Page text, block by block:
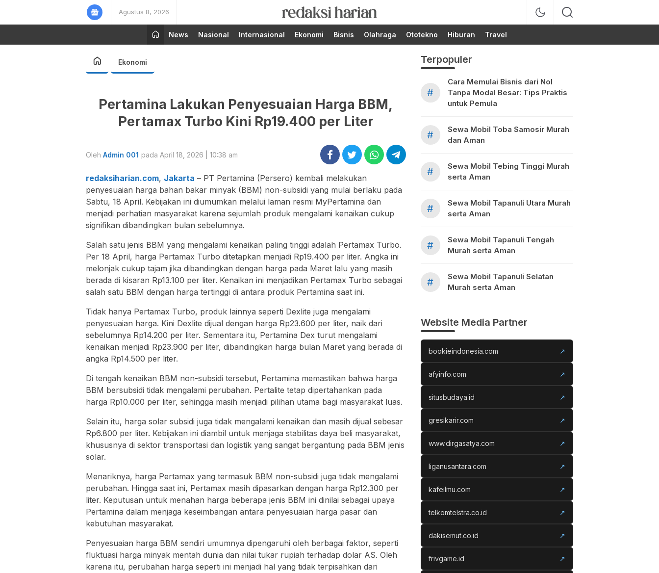
Agustus 8, 2026
RedaksiHarian.com
Berita Terupdate dari
Redaksi Harian!
News
Nasional Internasional Ekonomi Bisnis Olahraga Ototekno Hiburan Travel
Ekonomi
Pertamina Lakukan Penyesuaian Harga BBM,
Pertamax Turbo Kini Rp19.400 per Liter
Oleh Admin 001 pada April 18, 2026 | 10:38 am
redaksiharian.com, Jakarta – PT Pertamina (Persero) kembali melakukan
penyesuaian harga bahan bakar minyak (BBM) non-subsidi yang mulai berlaku pada
Sabtu, 18 April. Kebijakan ini diumumkan melalui laman resmi MyPertamina dan
menjadi perhatian masyarakat karena sejumlah produk mengalami kenaikan cukup
signifikan dibandingkan bulan sebelumnya.
Salah satu jenis BBM yang mengalami kenaikan paling tinggi adalah Pertamax Turbo.
Per 18 April, harga Pertamax Turbo ditetapkan menjadi Rp19.400 per liter. Angka ini
melonjak cukup tajam jika dibandingkan dengan harga pada Maret lalu yang masih
berada di kisaran Rp13.100 per liter. Kenaikan ini menjadikan Pertamax Turbo sebagai
salah satu BBM dengan harga tertinggi di antara produk Pertamina saat ini.
Tidak hanya Pertamax Turbo, produk lainnya seperti Dexlite juga mengalami
penyesuaian harga. Kini Dexlite dijual dengan harga Rp23.600 per liter, naik dari
sebelumnya Rp14.200 per liter. Sementara itu, Pertamina Dex turut mengalami
kenaikan menjadi Rp23.900 per liter, dibandingkan harga bulan Maret yang berada di
angka Rp14.500 per liter.
Di tengah kenaikan BBM non-subsidi tersebut, Pertamina memastikan bahwa harga
BBM bersubsidi tidak mengalami perubahan. Pertalite tetap dipertahankan pada
harga Rp10.000 per liter, sehingga masih menjadi pilihan utama bagi masyarakat luas.
Selain itu, harga solar subsidi juga tidak mengalami kenaikan dan masih dijual sebesar
Rp6.800 per liter. Kebijakan ini diambil untuk menjaga stabilitas daya beli masyarakat,
khususnya di sektor transportasi dan logistik yang sangat bergantung pada BBM jenis
solar.
Menariknya, harga Pertamax yang termasuk BBM non-subsidi juga tidak mengalami
perubahan. Hingga saat ini, Pertamax masih dipasarkan dengan harga Rp12.300 per
liter. Keputusan untuk menahan harga beberapa jenis BBM ini dinilai sebagai upaya
Pertamina dalam menjaga keseimbangan antara penyesuaian harga pasar dan
kebutuhan masyarakat.
Penyesuaian harga BBM sendiri umumnya dipengaruhi oleh berbagai faktor, seperti
fluktuasi harga minyak mentah dunia dan nilai tukar rupiah terhadap dolar AS. Oleh
karena itu, perubahan harga seperti ini menjadi hal yang tidak terpisahkan dari
Terpopuler
#
Cara Memulai Bisnis dari Nol
Tanpa Modal Besar: Tips Praktis
untuk Pemula
#
Sewa Mobil Toba Samosir Murah
dan Aman
#
Sewa Mobil Tebing Tinggi Murah
serta Aman
#
Sewa Mobil Tapanuli Utara Murah
serta Aman
#
Sewa Mobil Tapanuli Tengah
Murah serta Aman
#
Sewa Mobil Tapanuli Selatan
Murah serta Aman
Website Media Partner
bookieindonesia.com ↗
afyinfo.com ↗
situsbudaya.id ↗
gresikarir.com ↗
www.dirgasatya.com ↗
liganusantara.com ↗
kafeilmu.com ↗
telkomtelstra.co.id ↗
dakisemut.co.id ↗
frivgame.id ↗